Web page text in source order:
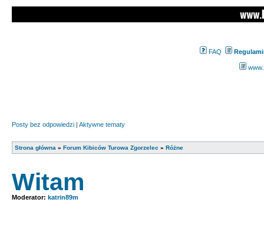
FAQ
Posty bez odpowiedzi | Aktywne tematy
Strona główna » Forum Kibiców Turowa Zgorzelec » Różne
Witam
Moderator: katrin89m